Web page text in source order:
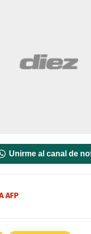
Unirme al canal de
AFP